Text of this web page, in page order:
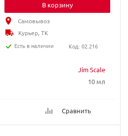
Jim Scale
10 мл
Сравнить
В корзину
Самовывоз
Курьер, ТК
Есть в наличии
Код: 02.216